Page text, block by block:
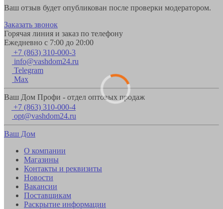
Ваш отзыв будет опубликован после проверки модератором.
Заказать звонок
Горячая линия и заказ по телефону
Ежедневно с 7:00 до 20:00
+7 (863) 310-000-3
info@vashdom24.ru
Telegram
Max
Ваш Дом Профи - отдел оптовых продаж
+7 (863) 310-000-4
opt@vashdom24.ru
Ваш Дом
О компании
Магазины
Контакты и реквизиты
Новости
Вакансии
Поставщикам
Раскрытие информации